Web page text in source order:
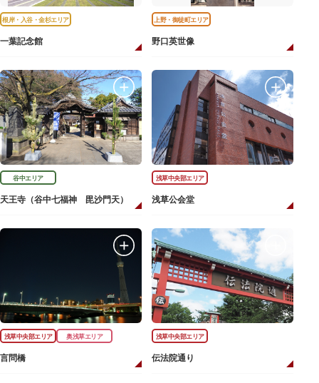
根岸・入谷・金杉エリア
一葉記念館
上野・御徒町エリア
野口英世像
谷中エリア
天王寺（谷中七福神 毘沙門天）
浅草中央部エリア
浅草公会堂
浅草中央部エリア 奥浅草エリア
言問橋
浅草中央部エリア
伝法院通り